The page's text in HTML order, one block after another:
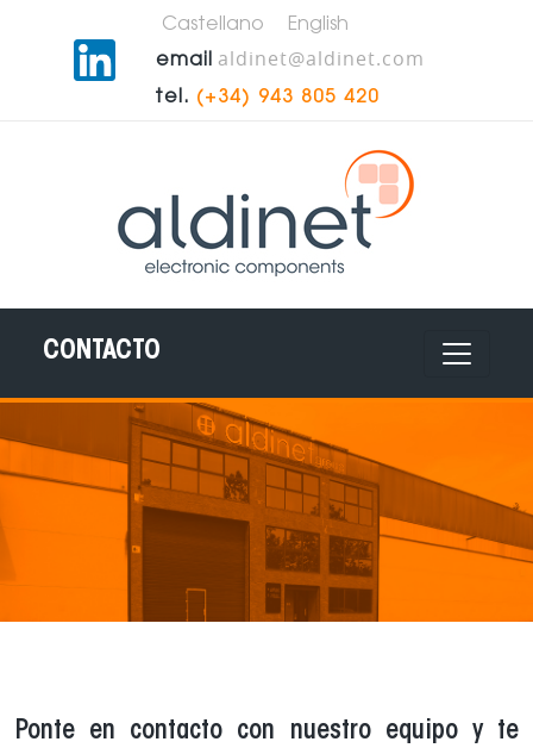
Castellano
English
email
aldinet@aldinet.com
tel. (+34) 943 805 420
CONTACTO
Ponte en contacto con nuestro equipo y te